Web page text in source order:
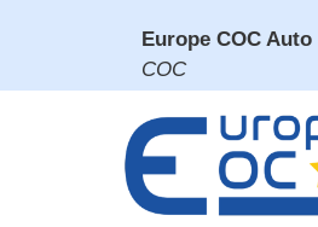
Europe COC Auto
COC